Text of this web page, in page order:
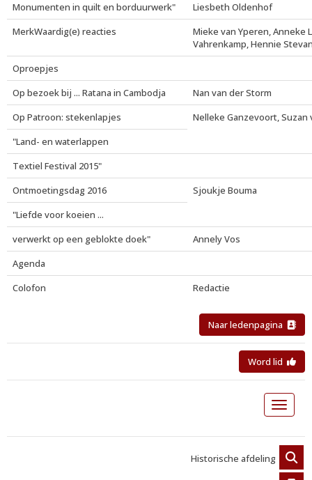
Monumenten in quilt en borduurwerk"
Liesbeth Oldenhof
MerkWaardig(e) reacties
Mieke van Yperen, Anneke
Vahrenkamp, Hennie
Oproepjes
Op bezoek bij ... Ratana in Cambodja
Nan van der Storm
Op Patroon: stekenlapjes
Nelleke Ganzevoort, Suzan
"Land- en waterlappen
Textiel Festival 2015"
Ontmoetingsdag 2016
Sjoukje Bouma
"Liefde voor koeien ...
verwerkt op een geblokte doek"
Annely Vos
Agenda
Colofon
Redactie
Naar ledenpagina
Word lid
Toggle
Historische afdeling